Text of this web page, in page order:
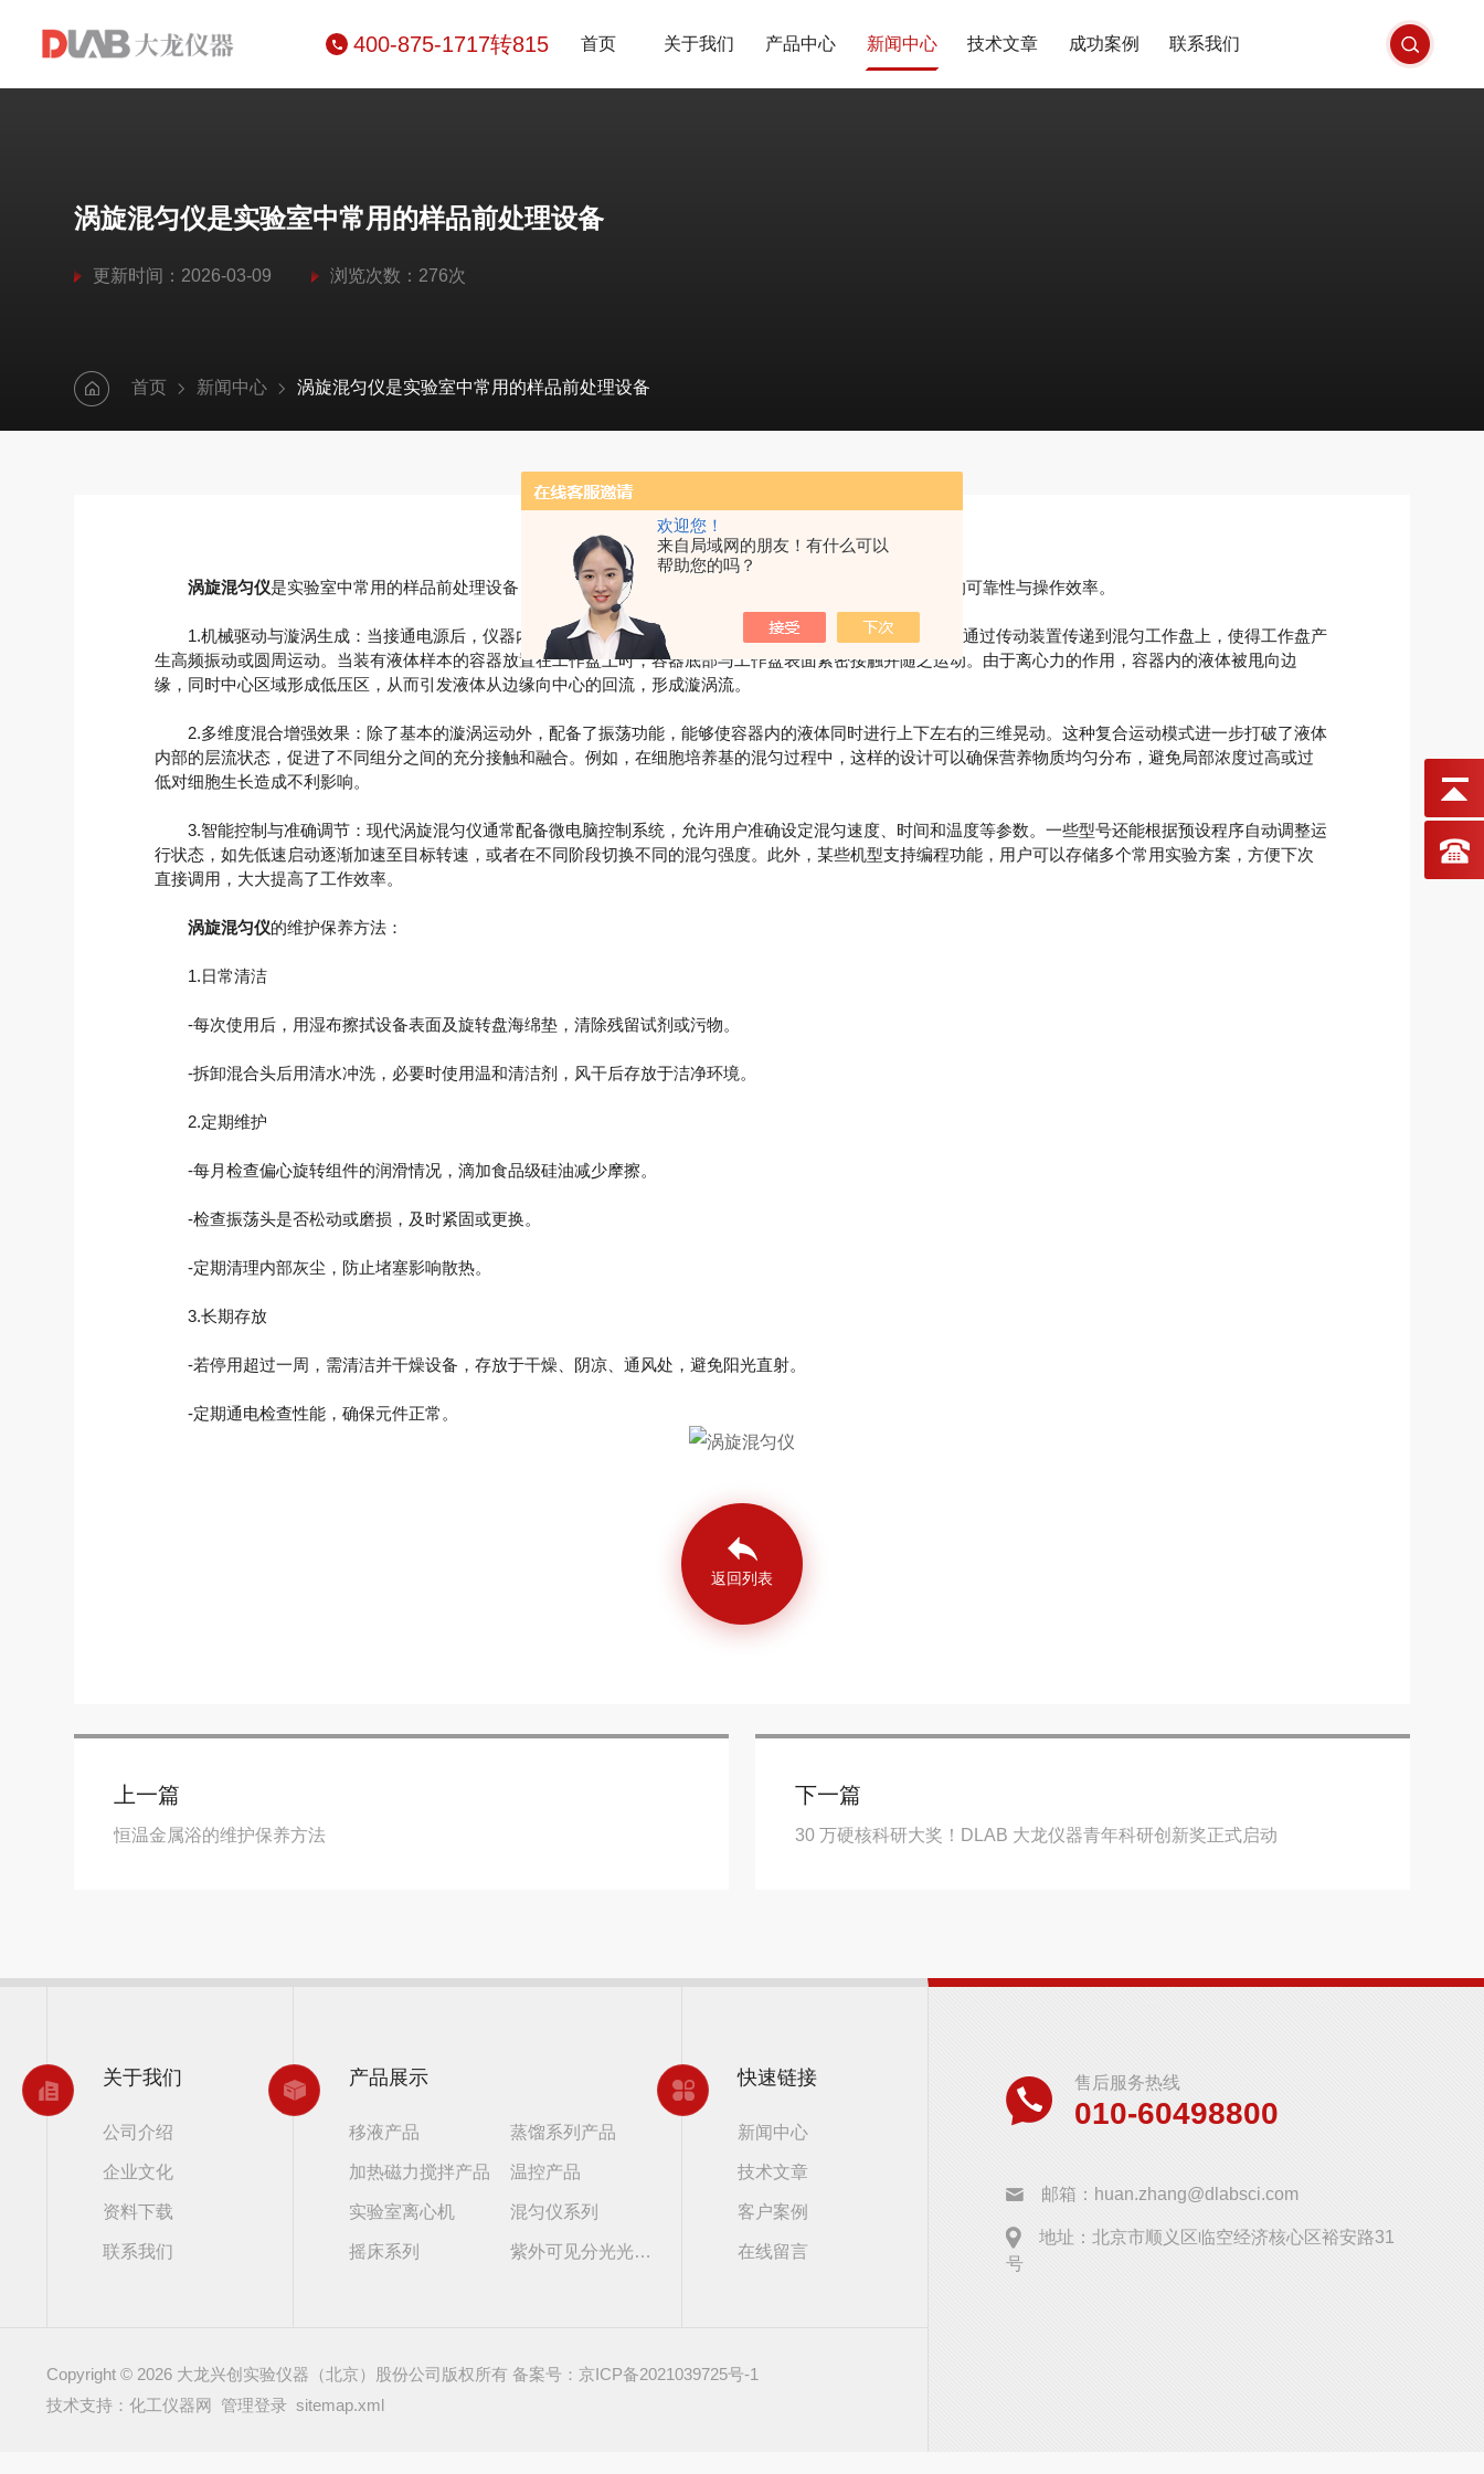
欢迎您！
来自局域网的朋友！有什么可以
帮助您的吗？
400-875-1717转815 首页 关于我们 产品中心 新闻中心 技术文章 成功案例 联系我们
涡旋混匀仪是实验室中常用的样品前处理设备
更新时间：2026-03-09 浏览次数：276次
首页 新闻中心 涡旋混匀仪是实验室中常用的样品前处理设备
涡旋混匀仪是实验室中常用的样品前处理设备，其核心价值在于通过高效、可控的混合过程提升实验数据的可靠性与操作效率。
1.机械驱动与漩涡生成：当接通电源后，仪器内部的电机开始运作，带动偏心轮或凸轮旋转。这种旋转运动通过传动装置传递到混匀工作盘上，使得工作盘产
生高频振动或圆周运动。当装有液体样本的容器放置在工作盘上时，容器底部与工作盘表面紧密接触并随之运动。由于离心力的作用，容器内的液体被甩向边
缘，同时中心区域形成低压区，从而引发液体从边缘向中心的回流，形成漩涡流。
2.多维度混合增强效果：除了基本的漩涡运动外，配备了振荡功能，能够使容器内的液体同时进行上下左右的三维晃动。这种复合运动模式进一步打破了液体
内部的层流状态，促进了不同组分之间的充分接触和融合。例如，在细胞培养基的混匀过程中，这样的设计可以确保营养物质均匀分布，避免局部浓度过高或过
低对细胞生长造成不利影响。
3.智能控制与准确调节：现代涡旋混匀仪通常配备微电脑控制系统，允许用户准确设定混匀速度、时间和温度等参数。一些型号还能根据预设程序自动调整运
行状态，如先低速启动逐渐加速至目标转速，或者在不同阶段切换不同的混匀强度。此外，某些机型支持编程功能，用户可以存储多个常用实验方案，方便下次
直接调用，大大提高了工作效率。
涡旋混匀仪的维护保养方法：
1.日常清洁
-每次使用后，用湿布擦拭设备表面及旋转盘海绵垫，清除残留试剂或污物。
-拆卸混合头后用清水冲洗，必要时使用温和清洁剂，风干后存放于洁净环境。
2.定期维护
-每月检查偏心旋转组件的润滑情况，滴加食品级硅油减少摩擦。
-检查振荡头是否松动或磨损，及时紧固或更换。
-定期清理内部灰尘，防止堵塞影响散热。
3.长期存放
-若停用超过一周，需清洁并干燥设备，存放于干燥、阴凉、通风处，避免阳光直射。
-定期通电检查性能，确保元件正常。
返回列表
上一篇
恒温金属浴的维护保养方法
下一篇
30 万硬核科研大奖！DLAB 大龙仪器青年科研创新奖正式启动
关于我们
公司介绍
企业文化
资料下载
联系我们
产品展示
移液产品 蒸馏系列产品
加热磁力搅拌产品 温控产品
实验室离心机 混匀仪系列
摇床系列 紫外可见分光光度计
快速链接
新闻中心
技术文章
客户案例
在线留言
Copyright © 2026 大龙兴创实验仪器（北京）股份公司版权所有 备案号：京ICP备2021039725号-1
技术支持：化工仪器网
管理登录 sitemap.xml
售后服务热线
010-60498800
邮箱：huan.zhang@dlabsci.com
地址：北京市顺义区临空经济核心区裕安路31
号